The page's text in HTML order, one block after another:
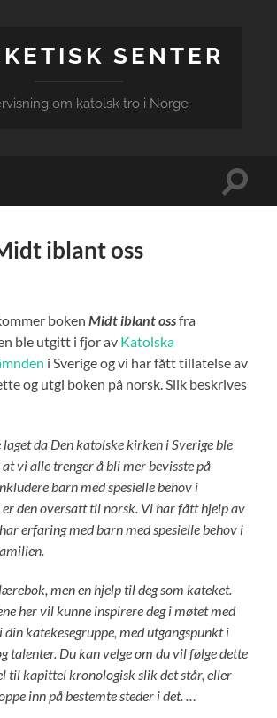
SENTER
om katolsk tro i Norge
Veksle
iblant oss
boken Midt iblant ossfra
ble utgitt i fjor av Katolska
i Sverige og vi har fått tillatelse av
og utgi boken på norsk. Slik beskrives
laget da Den katolske kirken i Sverige ble
vi alle trenger å bli mer bevisste på
barn med spesielle behov i
er den oversatt til norsk. Vi har fått hjelp av
erfaring med barn med spesielle behov i
men en hjelp til deg som kateket.
her vil kunne inspirere deg i møtet med
idin katekesegruppe, med utgangspunkt i
talenter. Du kan velge om du vil følge dette
til kapittel kronologisk slik det står, eller
inn på bestemte steder i det. …